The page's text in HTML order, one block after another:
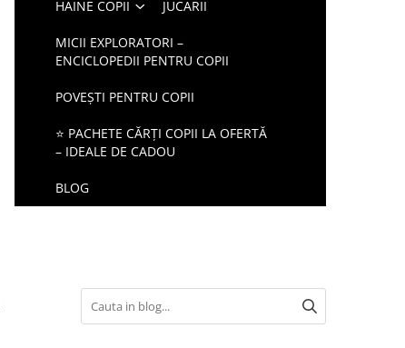
HAINE COPII JUCARII
MICII EXPLORATORI –
ENCICLOPEDII PENTRU COPII
POVEȘTI PENTRU COPII
⭐ PACHETE CĂRȚI COPII LA OFERTĂ
– IDEALE DE CADOU
BLOG